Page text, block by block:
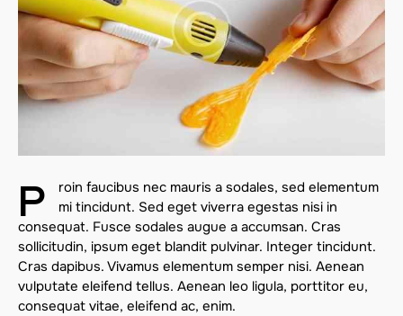
P
roin faucibus nec mauris a sodales, sed elementum
mi tincidunt. Sed eget viverra egestas nisi in
consequat. Fusce sodales augue a accumsan. Cras
sollicitudin, ipsum eget blandit pulvinar. Integer tincidunt.
Cras dapibus. Vivamus elementum semper nisi. Aenean
vulputate eleifend tellus. Aenean leo ligula, porttitor eu,
consequat vitae, eleifend ac, enim.